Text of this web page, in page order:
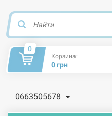
0
Корзина:
0 грн
0663505678